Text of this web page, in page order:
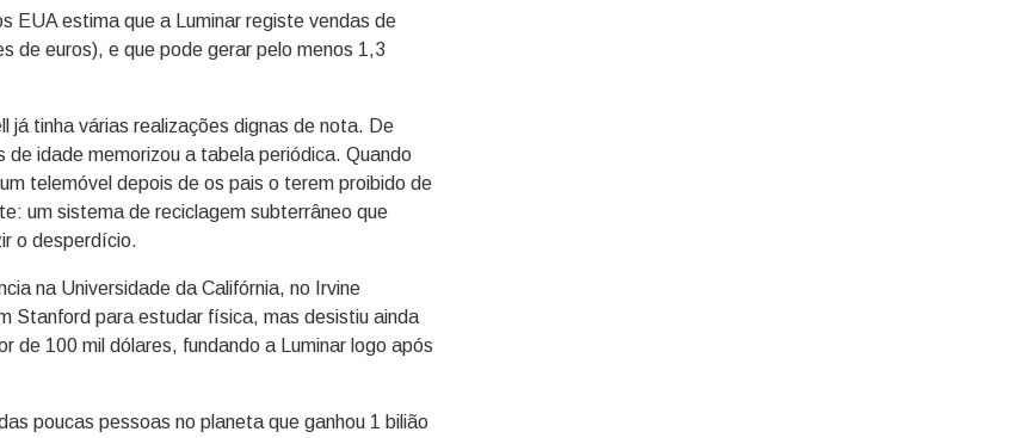
EUA estima que a Luminar registe vendas de
de euros), e que pode gerar pelo menos 1,3
já tinha várias realizações dignas de nota. De
idade memorizou a tabela periódica. Quando
telemóvel depois de os pais o terem proibido de
um sistema de reciclagem subterrâneo que
o desperdício.
na Universidade da Califórnia, no Irvine
Stanford para estudar física, mas desistiu ainda
de 100 mil dólares, fundando a Luminar logo após
poucas pessoas no planeta que ganhou 1 bilião